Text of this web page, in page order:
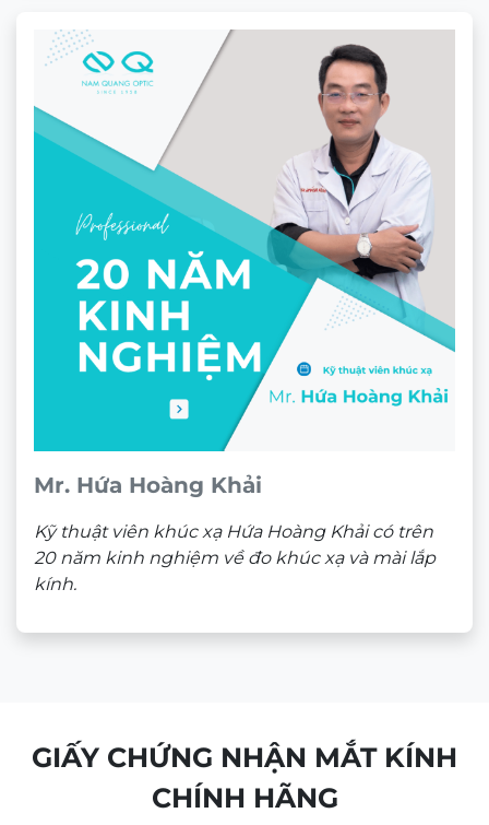
Mr. Hứa Hoàng Khải
Kỹ thuật viên khúc xạ Hứa Hoàng Khải có trên
20 năm kinh nghiệm về đo khúc xạ và mài lắp
kính.
GIẤY CHỨNG NHẬN MẮT KÍNH
CHÍNH HÃNG